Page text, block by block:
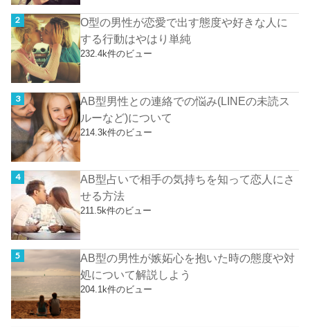
O型の男性が恋愛で出す態度や好きな人に
する行動はやはり単純
232.4k件のビュー
AB型男性との連絡での悩み(LINEの未読ス
ルーなど)について
214.3k件のビュー
AB型占いで相手の気持ちを知って恋人にさ
せる方法
211.5k件のビュー
AB型の男性が嫉妬心を抱いた時の態度や対
処について解説しよう
204.1k件のビュー